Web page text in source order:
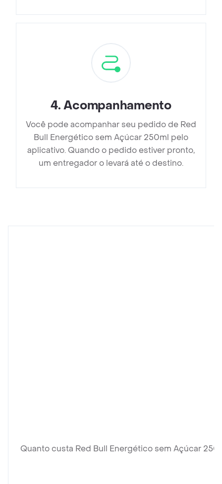
4.Acompanhamento
Você pode acompanhar seu pedido de Red
Bull Energético sem Açúcar 250ml pelo
aplicativo. Quando o pedido estiver pronto,
um entregador o levará até o destino.
Quanto custa Red Bull Energético sem Açúcar